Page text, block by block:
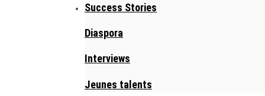
Success Stories
Diaspora
Interviews
Jeunes talents